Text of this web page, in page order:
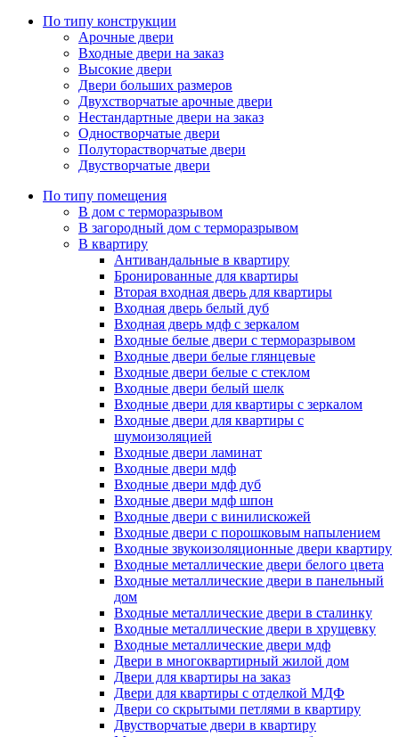
По типу конструкции
Арочные двери
Входные двери на заказ
Высокие двери
Двери больших размеров
Двухстворчатые арочные двери
Нестандартные двери на заказ
Одностворчатые двери
Полуторастворчатые двери
Двустворчатые двери
По типу помещения
В дом с терморазрывом
В загородный дом с терморазрывом
В квартиру
Антивандальные в квартиру
Бронированные для квартиры
Вторая входная дверь для квартиры
Входная дверь белый дуб
Входная дверь мдф с зеркалом
Входные белые двери с терморазрывом
Входные двери белые глянцевые
Входные двери белые с стеклом
Входные двери белый шелк
Входные двери для квартиры с зеркалом
Входные двери для квартиры с
шумоизоляцией
Входные двери ламинат
Входные двери мдф
Входные двери мдф дуб
Входные двери мдф шпон
Входные двери с винилискожей
Входные двери с порошковым напылением
Входные звукоизоляционные двери квартиру
Входные металлические двери белого цвета
Входные металлические двери в панельный
дом
Входные металлические двери в сталинку
Входные металлические двери в хрущевку
Входные металлические двери мдф
Двери в многоквартирный жилой дом
Двери для квартиры на заказ
Двери для квартиры с отделкой МДФ
Двери со скрытыми петлями в квартиру
Двустворчатые двери в квартиру